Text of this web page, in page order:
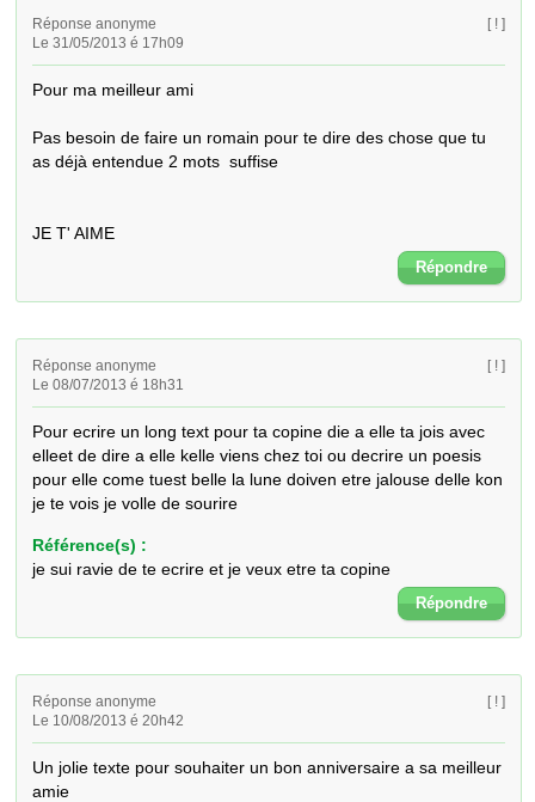
Réponse anonyme
Le 31/05/2013 é 17h09
[ ! ]
Pour ma meilleur ami
Pas besoin de faire un romain pour te dire des chose que tu
as déjà entendue 2 mots  suffise
JE T' AIME
Répondre
Réponse anonyme
Le 08/07/2013 é 18h31
[ ! ]
Pour ecrire un long text pour ta copine die a elle ta jois avec
elleet de dire a elle kelle viens chez toi ou decrire un poesis
pour elle come tuest belle la lune doiven etre jalouse delle kon
je te vois je volle de sourire
Référence(s) :
je sui ravie de te ecrire et je veux etre ta copine
Répondre
Réponse anonyme
Le 10/08/2013 é 20h42
[ ! ]
Un jolie texte pour souhaiter un bon anniversaire a sa meilleur
amie